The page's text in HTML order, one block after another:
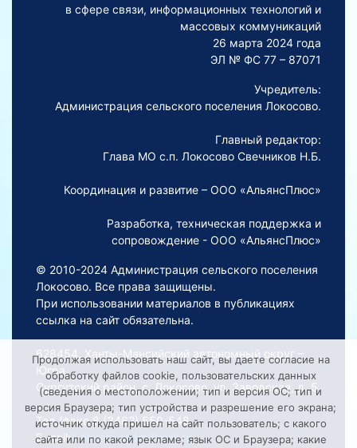
в сфере связи, информационных технологий и
массовых коммуникаций
26 марта 2024 года
ЭЛ № ФС 77 – 87071
Учредитель:
Администрация сельского поселения Локосово.
Главный редактор:
Глава МО с.п. Локосово Свечников Н.Б.
Координация и развитие – ООО «АльянсПлюс»
Разработка, техническая поддержка и
сопровождение - ООО «АльянсПлюс»
© 2010-2024 Администрация сельского поселения
Локосово. Все права защищены.
При использовании материалов в публикациях
ссылка на сайт обязательна.
628454, Ханты-Мансийский автономный округ –
Югра,
Сургутский район, с. Локосово, ул. Заводская, д. 5
Тел./факс 8 (3462) 550-548
E-mail:Lokosovoadm@mail.ru
Продолжая использовать наш сайт, вы даете согласие на
обработку файлов cookie, пользовательских данных
(сведения о местоположении; тип и версия ОС; тип и
версия Браузера; тип устройства и разрешение его экрана;
источник откуда пришел на сайт пользователь; с какого
сайта или по какой рекламе; язык ОС и Браузера; какие